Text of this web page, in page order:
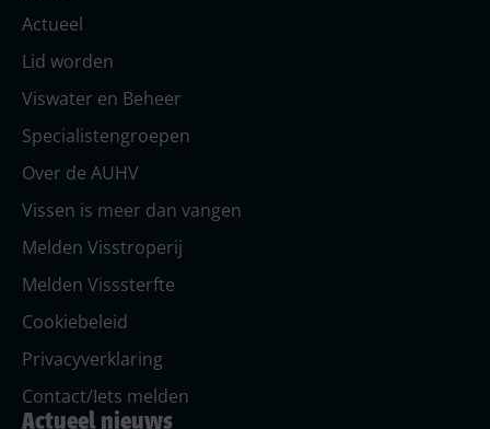
Actueel
Lid worden
Viswater en Beheer
Specialistengroepen
Over de AUHV
Vissen is meer dan vangen
Melden Visstroperij
Melden Visssterfte
Cookiebeleid
Privacyverklaring
Contact/Iets melden
Actueel nieuws